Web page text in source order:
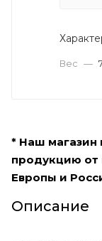
Вес —
* Наш магазин
продукцию
Европы и
Описание